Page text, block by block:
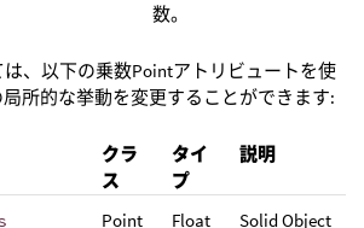
数。
は、以下の乗数Pointアトリビュートを使
所的な挙動を変更することができます:
クラ
ス
タイ
プ
説明
Point Float
Solid Object